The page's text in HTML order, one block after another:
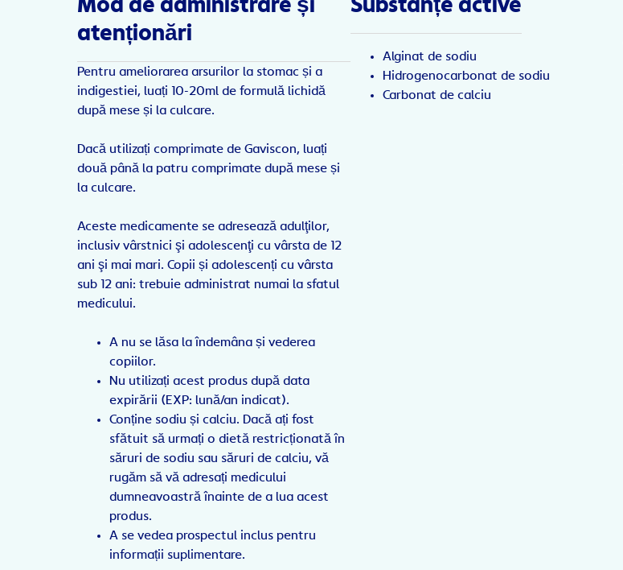
Mod de administrare și
atenționări
Pentru ameliorarea arsurilor la stomac și a
indigestiei, luați 10-20ml de formulă lichidă
după mese și la culcare.
Dacă utilizați comprimate de Gaviscon, luați
două până la patru comprimate după mese și
la culcare.
Aceste medicamente se adresează adulţilor,
inclusiv vârstnici şi adolescenţi cu vârsta de 12
ani şi mai mari. Copii și adolescenți cu vârsta
sub 12 ani: trebuie administrat numai la sfatul
medicului.
A nu se lăsa la îndemâna și vederea
copiilor.
Nu utilizați acest produs după data
expirării (EXP: lună/an indicat).
Conține sodiu și calciu. Dacă ați fost
sfătuit să urmați o dietă restricționată în
săruri de sodiu sau săruri de calciu, vă
rugăm să vă adresați medicului
dumneavoastră înainte de a lua acest
produs.
A se vedea prospectul inclus pentru
informații suplimentare.
Substanțe active
Alginat de sodiu
Hidrogenocarbonat de sodiu
Carbonat de calciu